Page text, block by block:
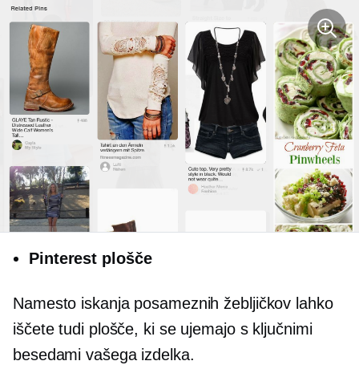
Pinterest plošče
Namesto iskanja posameznih žebljičkov lahko
iščete tudi plošče, ki se ujemajo s ključnimi
besedami vašega izdelka.